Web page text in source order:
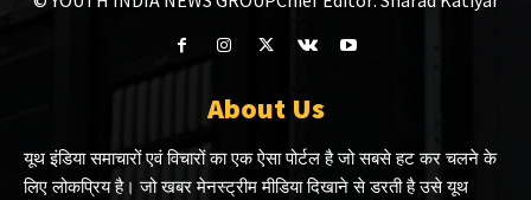
About Us
यूथ इंडिया समाचारों एवं विचारों का एक ऐसा पोर्टल है जो सबसे हट कर चलने के
लिए लोकप्रिय है। जो खबर मेनस्ट्रीम मीडिया दिखाने से डरती है उसे यूथ